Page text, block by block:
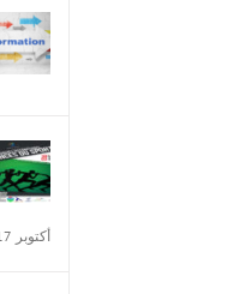
أكتوبر 3rd, 2017